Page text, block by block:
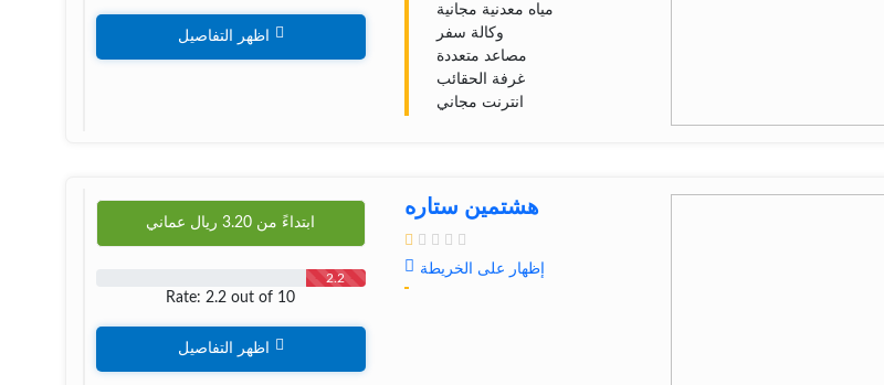
مياه معدنية مجانية
وكالة سفر
مصاعد متعددة
غرفة الحقائب
انترنت مجاني
اظهر التفاصيل
هشتمین ستاره
إظهار على الخريطة
ابتداءً من 3.20 ريال عماني
2.2
Rate: 2.2 out of 10
اظهر التفاصيل